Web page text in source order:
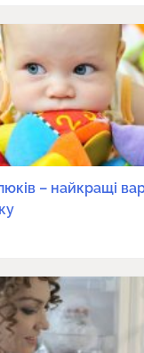
– найкращі